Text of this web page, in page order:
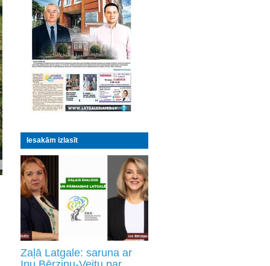
Iesakām izlasīt
Zaļā Latgale: saruna ar